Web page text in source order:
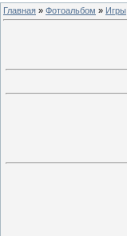
Главная » Фотоальбом » Игры